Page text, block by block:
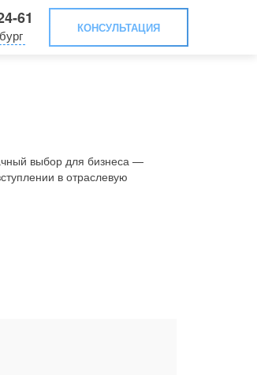
КОНСУЛЬТАЦИЯ
61
выбор для бизнеса —
в отраслевую